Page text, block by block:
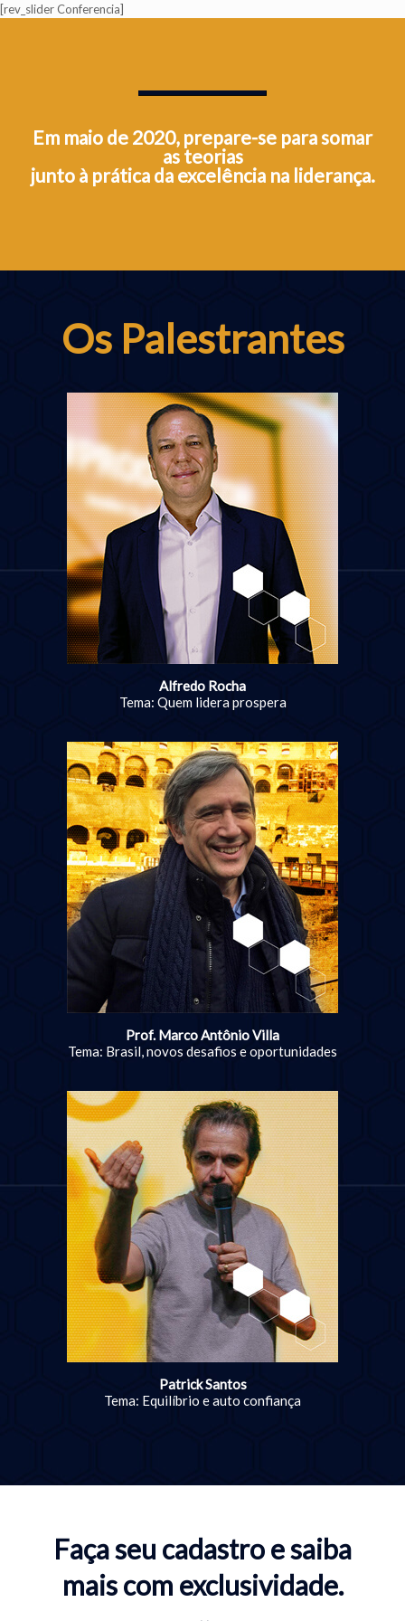
[rev_slider Conferencia]
Em maio de 2020, prepare-se para somar
as teorias
junto à prática da excelência na liderança.
Os Palestrantes
Alfredo Rocha
Tema: Quem lidera prospera
Prof. Marco Antônio Villa
Tema: Brasil, novos desafios e oportunidades
Patrick Santos
Tema: Equilíbrio e auto confiança
Faça seu cadastro e saiba
mais com exclusividade.